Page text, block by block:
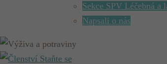
Sekce SPV Léčebná a
Napsali o nás
Staňte se